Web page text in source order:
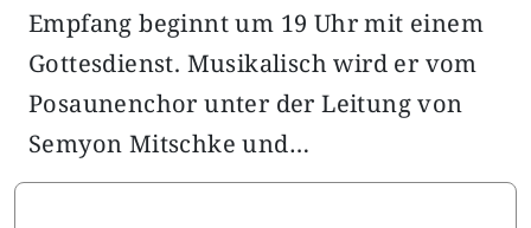
Empfang beginnt um 19 Uhr mit einem
Gottesdienst. Musikalisch wird er vom
Posaunenchor unter der Leitung von
Semyon Mitschke und…